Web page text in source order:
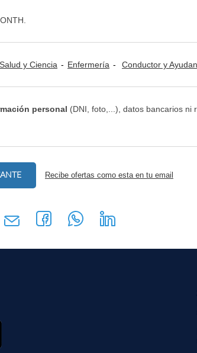
y Ciencia Enfermería Conductor y
personal (DNI, foto,...), datos bancarios ni
Recibe ofertas como esta en tu email